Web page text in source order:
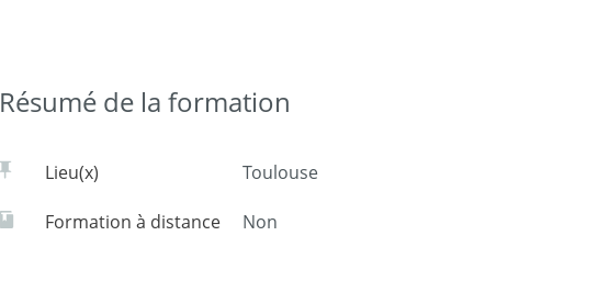
Résumé de la formation
Lieu(x) Toulouse
Formation à distance Non